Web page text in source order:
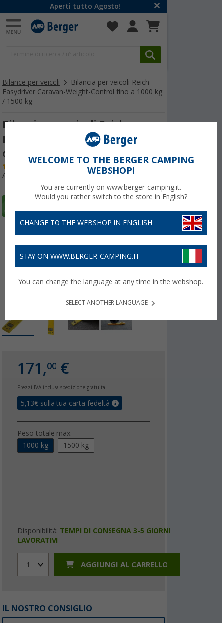
Aperti tutto Agosto!
Bilance per veicoli
Bilancia per veicoli Reich
Easydriver Caravan-Weight-Control fino a 1000 kg
/ 1500 kg
Bilancia per veicoli Reich
Easydriver Caravan-Weight-
Control fino a 1000 kg
( Più di100)
Articolo n: 150050
171,00 €
Prezzi IVA inclusa spedizione gratuita
5,13€ sulla tua carta fedeltà
Peso totale max.
1000 kg
1500 kg
Disponibilità: TEMPI DI CONSEGNA 3-5 GIORNI
LAVORATIVI
1 AGGIUNGI AL CARRELLO
IL NOSTRO CONSIGLIO
WELCOME TO THE BERGER CAMPING
WEBSHOP!
You are currently on www.berger-camping.it.
Would you rather switch to the store in English?
CHANGE TO THE WEBSHOP IN ENGLISH
STAY ON WWW.BERGER-CAMPING.IT
You can change the language at any time in the webshop.
SELECT ANOTHER LANGUAGE